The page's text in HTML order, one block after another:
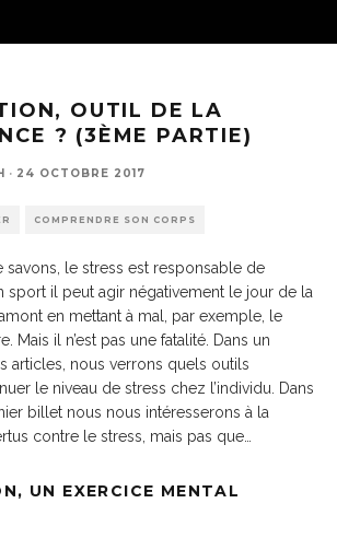
OUTIL DE LA
? (3ÈME PARTIE)
· 24 OCTOBRE 2017
COMPRENDRE SON CORPS
savons, le stress est responsable de
sport il peut agir négativement le jour de la
en mettant à mal, par exemple, le
Mais il n’est pas une fatalité. Dans un
articles, nous verrons quels outils
le niveau de stress chez l’individu. Dans
billet nous nous intéresserons à la
contre le stress, mais pas que…
UN EXERCICE MENTAL